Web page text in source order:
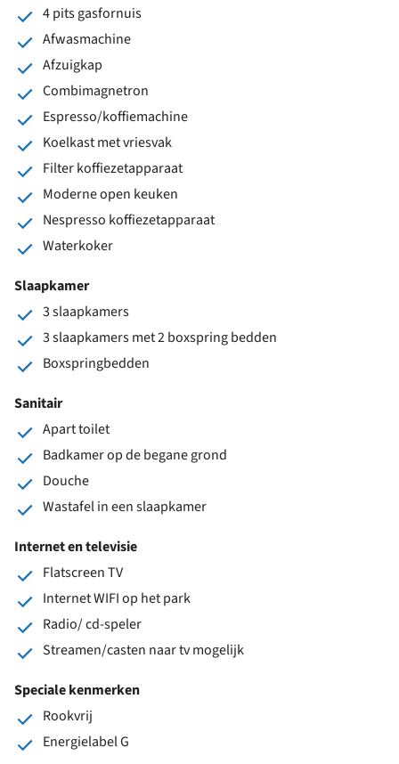
4 pits gasfornuis
Afwasmachine
Afzuigkap
Combimagnetron
Espresso/koffiemachine
Koelkast met vriesvak
Filter koffiezetapparaat
Moderne open keuken
Nespresso koffiezetapparaat
Waterkoker
Slaapkamer
3 slaapkamers
3 slaapkamers met 2 boxspring bedden
Boxspringbedden
Sanitair
Apart toilet
Badkamer op de begane grond
Douche
Wastafel in een slaapkamer
Internet en televisie
Flatscreen TV
Internet WIFI op het park
Radio/ cd-speler
Streamen/casten naar tv mogelijk
Speciale kenmerken
Rookvrij
Energielabel G